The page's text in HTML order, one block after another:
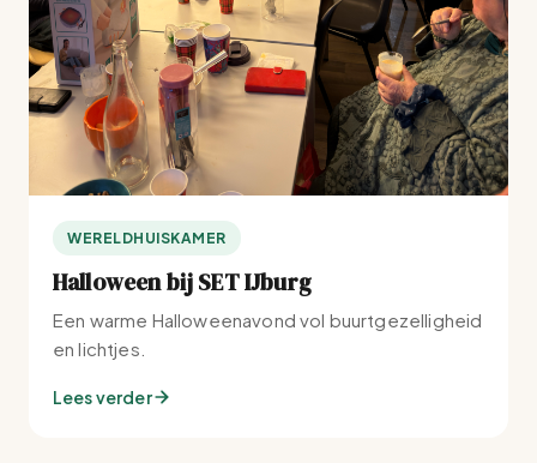
WERELDHUISKAMER
Halloween bij SET IJburg
Een warme Halloweenavond vol buurtgezelligheid
en lichtjes.
Lees verder